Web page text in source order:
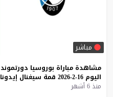
مباشر
مشاهدة مباراة بوروسيا دورتموند
اليوم 16-2-2026 قمة سيغنال إيدونا
منذ 6 أشهر